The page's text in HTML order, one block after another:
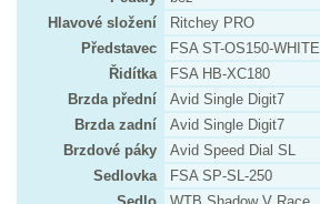
Hlavové složení
Ritchey PRO
Představec
FSA ST-OS150-WHITE
Řidítka
FSA HB-XC180
Brzda přední
Avid Single Digit7
Brzda zadní
Avid Single Digit7
Brzdové páky
Avid Speed Dial SL
Sedlovka
FSA SP-SL-250